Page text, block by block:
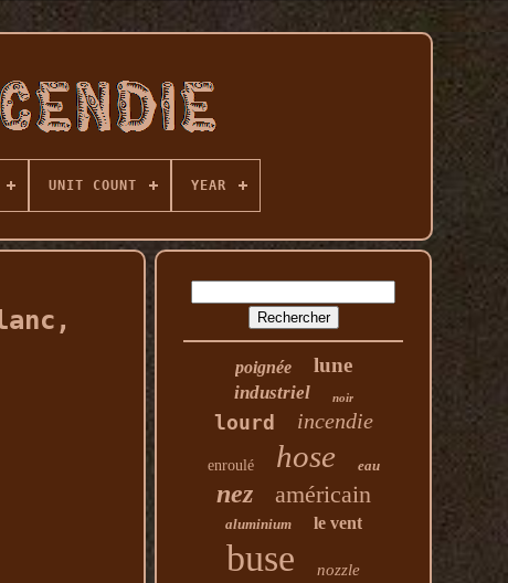
UNIT COUNT YEAR
poignée lune
industriel noir
lourd incendie
enroulé hose eau
nez américain
aluminium le vent
buse nozzle